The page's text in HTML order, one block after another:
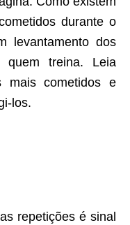
durante o
levantamento dos
quem treina. Leia
cometidos e
los.
repetições é sinal